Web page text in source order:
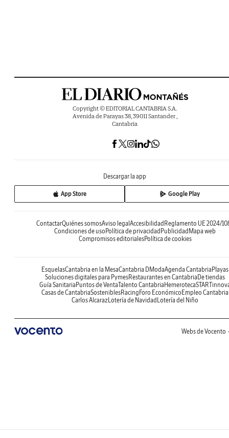
Copyright © EDITORIAL CANTABRIA S.A.
Avenida de Parayas 38, 39011 Santander ,
Cantabria
Descargar la app
App Store Google Play
ContactarQuiénes somosAviso legalAccesibilidadReglamento UE 2024/
Condiciones de usoPolítica de privacidadPublicidadMapa web
Compromisos editorialesPolítica de cookies
EsquelasCantabria en la MesaCantabria DModaAgenda CantabriaPlayas
Soluciones digitales para PymesRestaurantes en CantabriaDe tiendas
Guía SanitariaPuntos de VentaTalento CantabriaHemeroteca
Casas de CantabriaSosteniblesRacingForo EconómicoEmpleo Cantabria
Carlos AlcarazLotería de NavidadLotería del Niño
Webs de Vocento